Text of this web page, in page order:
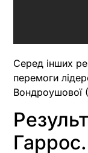
Серед інших
перемоги
Вондроушової